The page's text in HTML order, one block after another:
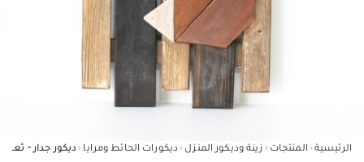
الرئيسية ‹ المنتجات ‹ زينة وديكور المنزل ‹ ديكورات الحائط ومرايا ‹ ديكور جدار - ثعلب